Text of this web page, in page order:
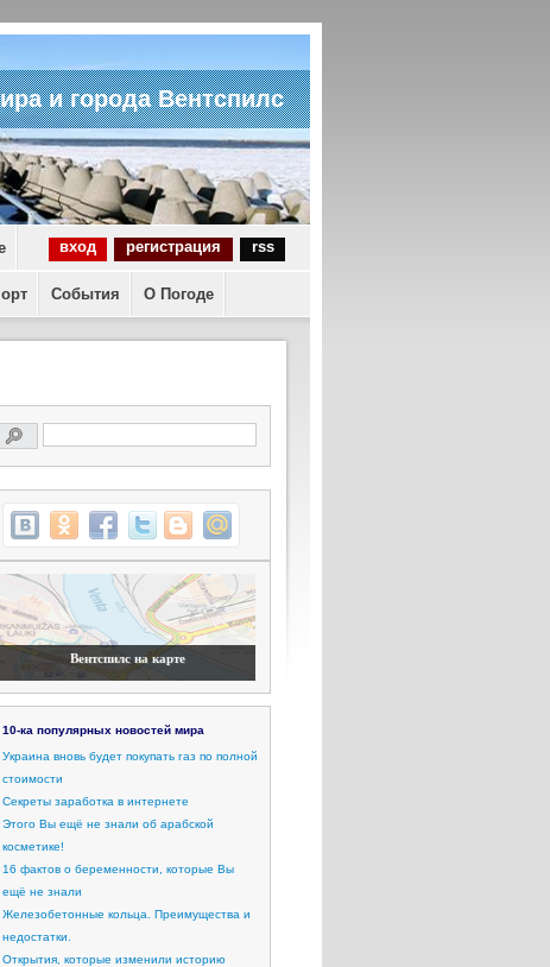
и города Вентспилс
вход регистрация rss
События О Погоде
Вентспилс на карте
10-ка популярных новостей мира
Украина вновь будет покупать газ по полной
стоимости
Секреты заработка в интернете
Этого Вы ещё не знали об арабской
косметике!
16 фактов о беременности, которые Вы
ещё не знали
Железобетонные кольца. Преимущества и
недостатки.
Открытия, которые изменили историю